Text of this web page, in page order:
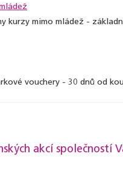
kurzy mimo mládež -
vouchery - 30 dnů od
akcí společností